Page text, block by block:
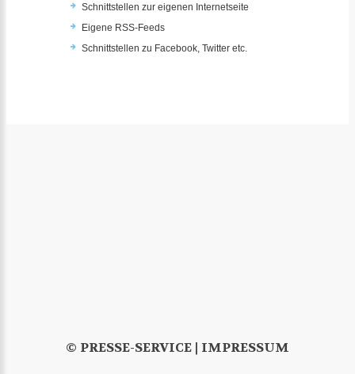
Schnittstellen zur eigenen Internetseite
Eigene RSS-Feeds
Schnittstellen zu Facebook, Twitter etc.
© PRESSE-SERVICE | IMPRESSUM